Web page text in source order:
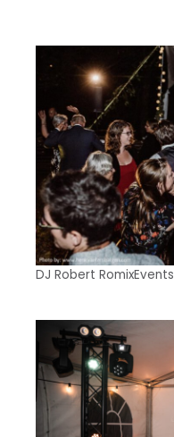
DJ Robert RomixEvents